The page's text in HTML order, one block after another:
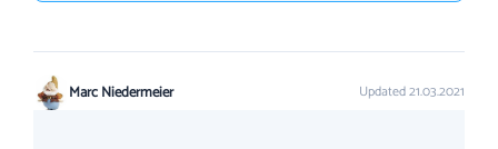
Marc Niedermeier Updated 21.03.2021